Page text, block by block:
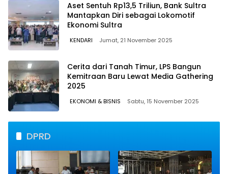
Aset Sentuh Rp13,5 Triliun, Bank Sultra
Mantapkan Diri sebagai Lokomotif
Ekonomi Sultra
KENDARI Jumat, 21 November 2025
Cerita dari Tanah Timur, LPS Bangun
Kemitraan Baru Lewat Media Gathering
2025
EKONOMI & BISNIS Sabtu, 15 November 2025
DPRD